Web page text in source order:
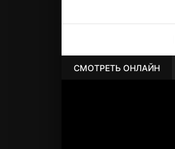
СМОТРЕТЬ ОНЛАЙН